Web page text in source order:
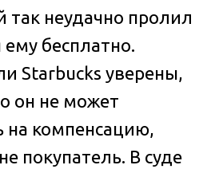
так неудачно пролил
ему бесплатно.
Starbucks уверены,
он не может
на компенсацию,
покупатель. В суде